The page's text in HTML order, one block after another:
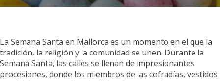
La Semana Santa en Mallorca es un momento en el que la
tradición, la religión y la comunidad se unen. Durante la
Semana Santa, las calles se llenan de impresionantes
procesiones, donde los miembros de las cofradías, vestidos